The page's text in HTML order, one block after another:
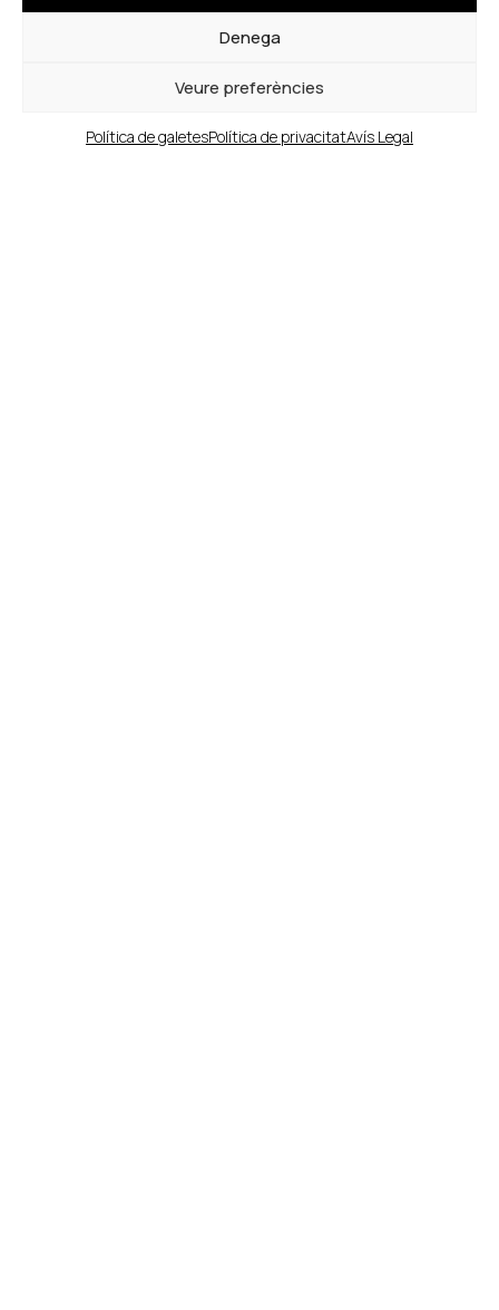
Denega
Veure preferències
Política de galetesPolítica de privacitatAvís Legal